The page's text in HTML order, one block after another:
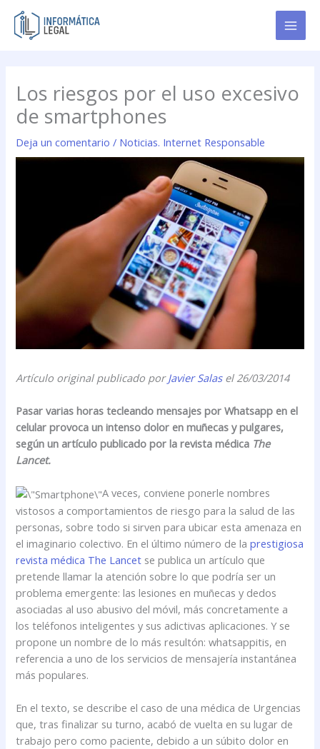
contenido
Los riesgos por el uso excesivo
de smartphones
Deja un comentario / Noticias. Internet Responsable
Artículo original publicado porJavier Salasel 26/03/2014
Pasar varias horas tecleando mensajes por Whatsapp en el
celular provoca un intenso dolor en muñecas y pulgares,
según un artículo publicado por la revista médica The
Lancet.
A veces, conviene ponerle nombres
vistosos a comportamientos de riesgo para la salud de las
personas, sobre todo si sirven para ubicar esta amenaza en
el imaginario colectivo. En el último número de laprestigiosa
revista médica The Lancet se publica un artículo que
pretende llamar la atención sobre lo que podría ser un
problema emergente: las lesiones en muñecas y dedos
asociadas al uso abusivo del móvil, más concretamente a
los teléfonos inteligentes y sus adictivas aplicaciones. Y se
propone un nombre de lo más resultón: whatsappitis, en
referencia a uno de los servicios de mensajería instantánea
más populares.
En el texto, se describe el caso de una médica de Urgencias
que, tras finalizar su turno, acabó de vuelta en su lugar de
trabajo pero como paciente, debido a un súbito dolor en